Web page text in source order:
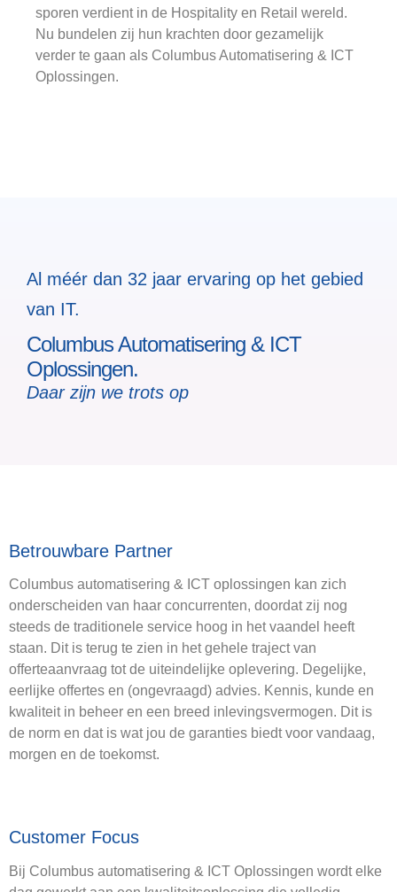
sporen verdient in de Hospitality en Retail wereld.
Nu bundelen zij hun krachten door gezamelijk
verder te gaan als Columbus Automatisering & ICT
Oplossingen.
Al méér dan 32 jaar ervaring op het gebied
van IT.
Columbus Automatisering & ICT
Oplossingen.
Daar zijn we trots op
Betrouwbare Partner
Columbus automatisering & ICT oplossingen kan zich
onderscheiden van haar concurrenten, doordat zij nog
steeds de traditionele service hoog in het vaandel heeft
staan. Dit is terug te zien in het gehele traject van
offerteaanvraag tot de uiteindelijke oplevering. Degelijke,
eerlijke offertes en (ongevraagd) advies. Kennis, kunde en
kwaliteit in beheer en een breed inlevingsvermogen. Dit is
de norm en dat is wat jou de garanties biedt voor vandaag,
morgen en de toekomst.
Customer Focus
Bij Columbus automatisering & ICT Oplossingen wordt elke